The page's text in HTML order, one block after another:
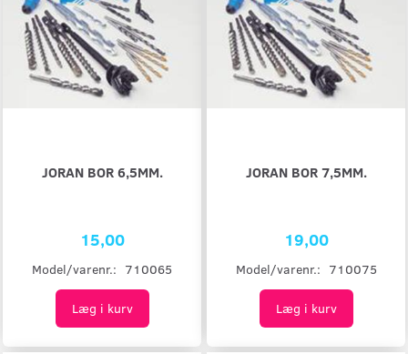
JORAN BOR 6,5MM.
15,00
Model/varenr.: 710065
Læg i kurv
JORAN BOR 7,5MM.
19,00
Model/varenr.: 710075
Læg i kurv